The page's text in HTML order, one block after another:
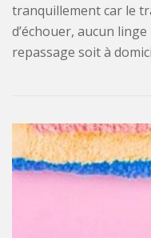
tranquillement car le
d’échouer, aucun
repassage soit à